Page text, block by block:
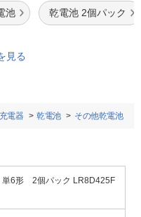
池 乾電池 2個パック
見る
電器 乾電池 その他乾電池
6形 2個パック LR8D425F